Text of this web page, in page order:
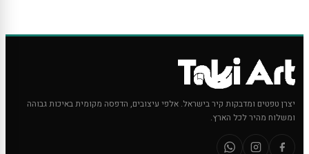
יצרן טפטים ומדבקות קיר בישראל. אלפי עיצובים, הדפסה מקומית באיכות גבוהה
ומשלוח מהיר לכל הארץ.